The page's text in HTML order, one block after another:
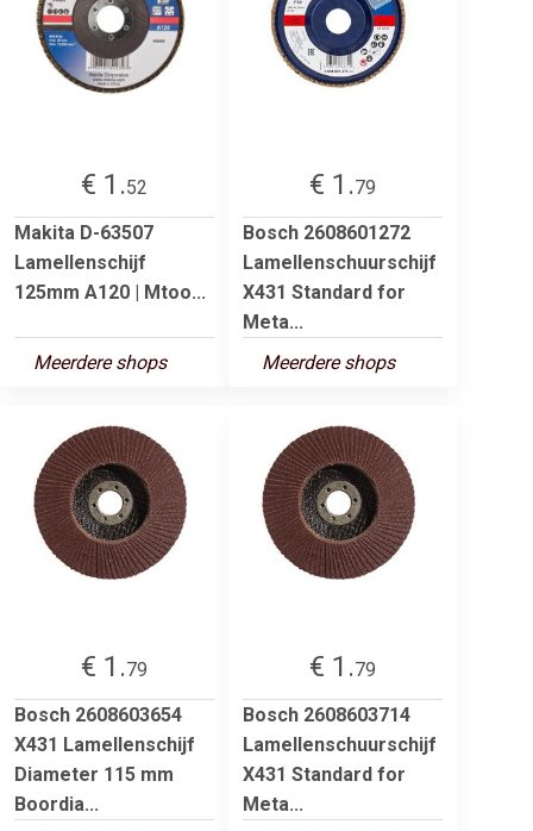
€ 1.52
Makita D-63507
Lamellenschijf
125mm A120 | Mtoo...
Meerdere shops
€ 1.79
Bosch 2608601272
Lamellenschuurschijf
X431 Standard for
Meta...
Meerdere shops
€ 1.79
Bosch 2608603654
X431 Lamellenschijf
Diameter 115 mm
Boordia...
€ 1.79
Bosch 2608603714
Lamellenschuurschijf
X431 Standard for
Meta...